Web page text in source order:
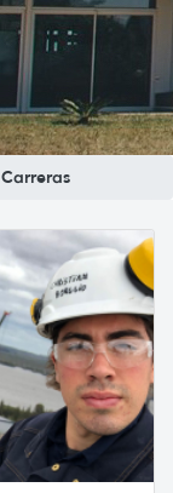
Carreras